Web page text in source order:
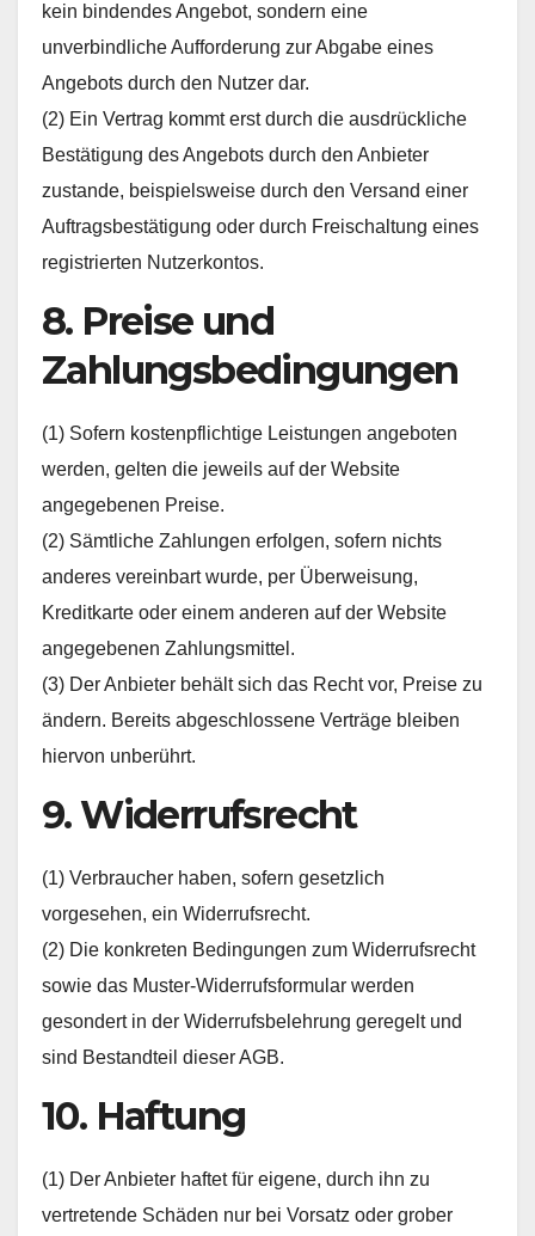
kein bindendes Angebot, sondern eine
unverbindliche Aufforderung zur Abgabe eines
Angebots durch den Nutzer dar.
(2) Ein Vertrag kommt erst durch die ausdrückliche
Bestätigung des Angebots durch den Anbieter
zustande, beispielsweise durch den Versand einer
Auftragsbestätigung oder durch Freischaltung eines
registrierten Nutzerkontos.
8. Preise und
Zahlungsbedingungen
(1) Sofern kostenpflichtige Leistungen angeboten
werden, gelten die jeweils auf der Website
angegebenen Preise.
(2) Sämtliche Zahlungen erfolgen, sofern nichts
anderes vereinbart wurde, per Überweisung,
Kreditkarte oder einem anderen auf der Website
angegebenen Zahlungsmittel.
(3) Der Anbieter behält sich das Recht vor, Preise zu
ändern. Bereits abgeschlossene Verträge bleiben
hiervon unberührt.
9. Widerrufsrecht
(1) Verbraucher haben, sofern gesetzlich
vorgesehen, ein Widerrufsrecht.
(2) Die konkreten Bedingungen zum Widerrufsrecht
sowie das Muster-Widerrufsformular werden
gesondert in der Widerrufsbelehrung geregelt und
sind Bestandteil dieser AGB.
10. Haftung
(1) Der Anbieter haftet für eigene, durch ihn zu
vertretende Schäden nur bei Vorsatz oder grober